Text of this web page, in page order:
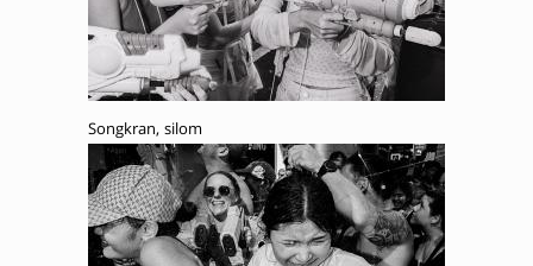
Songkran, silom